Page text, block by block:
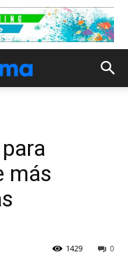
más
0
1429